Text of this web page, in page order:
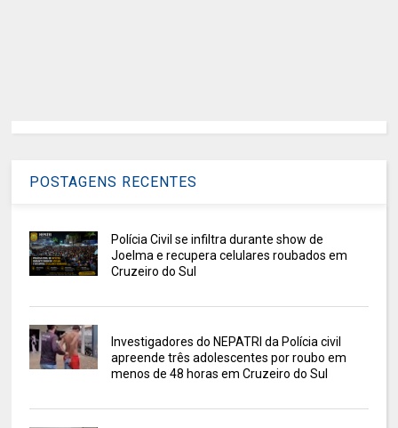
POSTAGENS RECENTES
Polícia Civil se infiltra durante show de
Joelma e recupera celulares roubados em
Cruzeiro do Sul
Investigadores do NEPATRI da Polícia civil
apreende três adolescentes por roubo em
menos de 48 horas em Cruzeiro do Sul